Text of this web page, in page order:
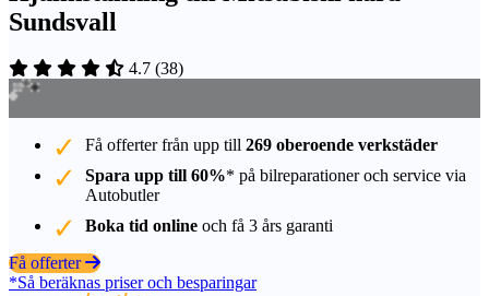
Sundsvall
4.7 (38)
Få offerter från upp till 269 oberoende verkstäder
Spara upp till 60%* på bilreparationer och service via
Autobutler
Boka tid online och få 3 års garanti
Få offerter
*Så beräknas priser och besparingar